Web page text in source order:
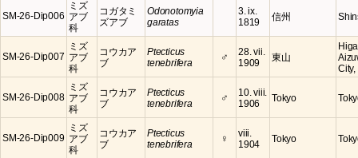
SM-26-Dip006
ミズ
アブ
科
コガタミ
ズアブ
Odonotomyia
garatas
3. ix.
1819
信州
SM-26-Dip007
ミズ
アブ
科
コウカア
ブ
Ptecticus
tenebrifera
♂
28. vii.
1909
東山
SM-26-Dip008
ミズ
アブ
科
コウカア
ブ
Ptecticus
tenebrifera
♂
10. viii.
1906
Tokyo
SM-26-Dip009
ミズ
アブ
科
コウカア
ブ
Ptecticus
tenebrifera
♀
viii.
1904
Tokyo